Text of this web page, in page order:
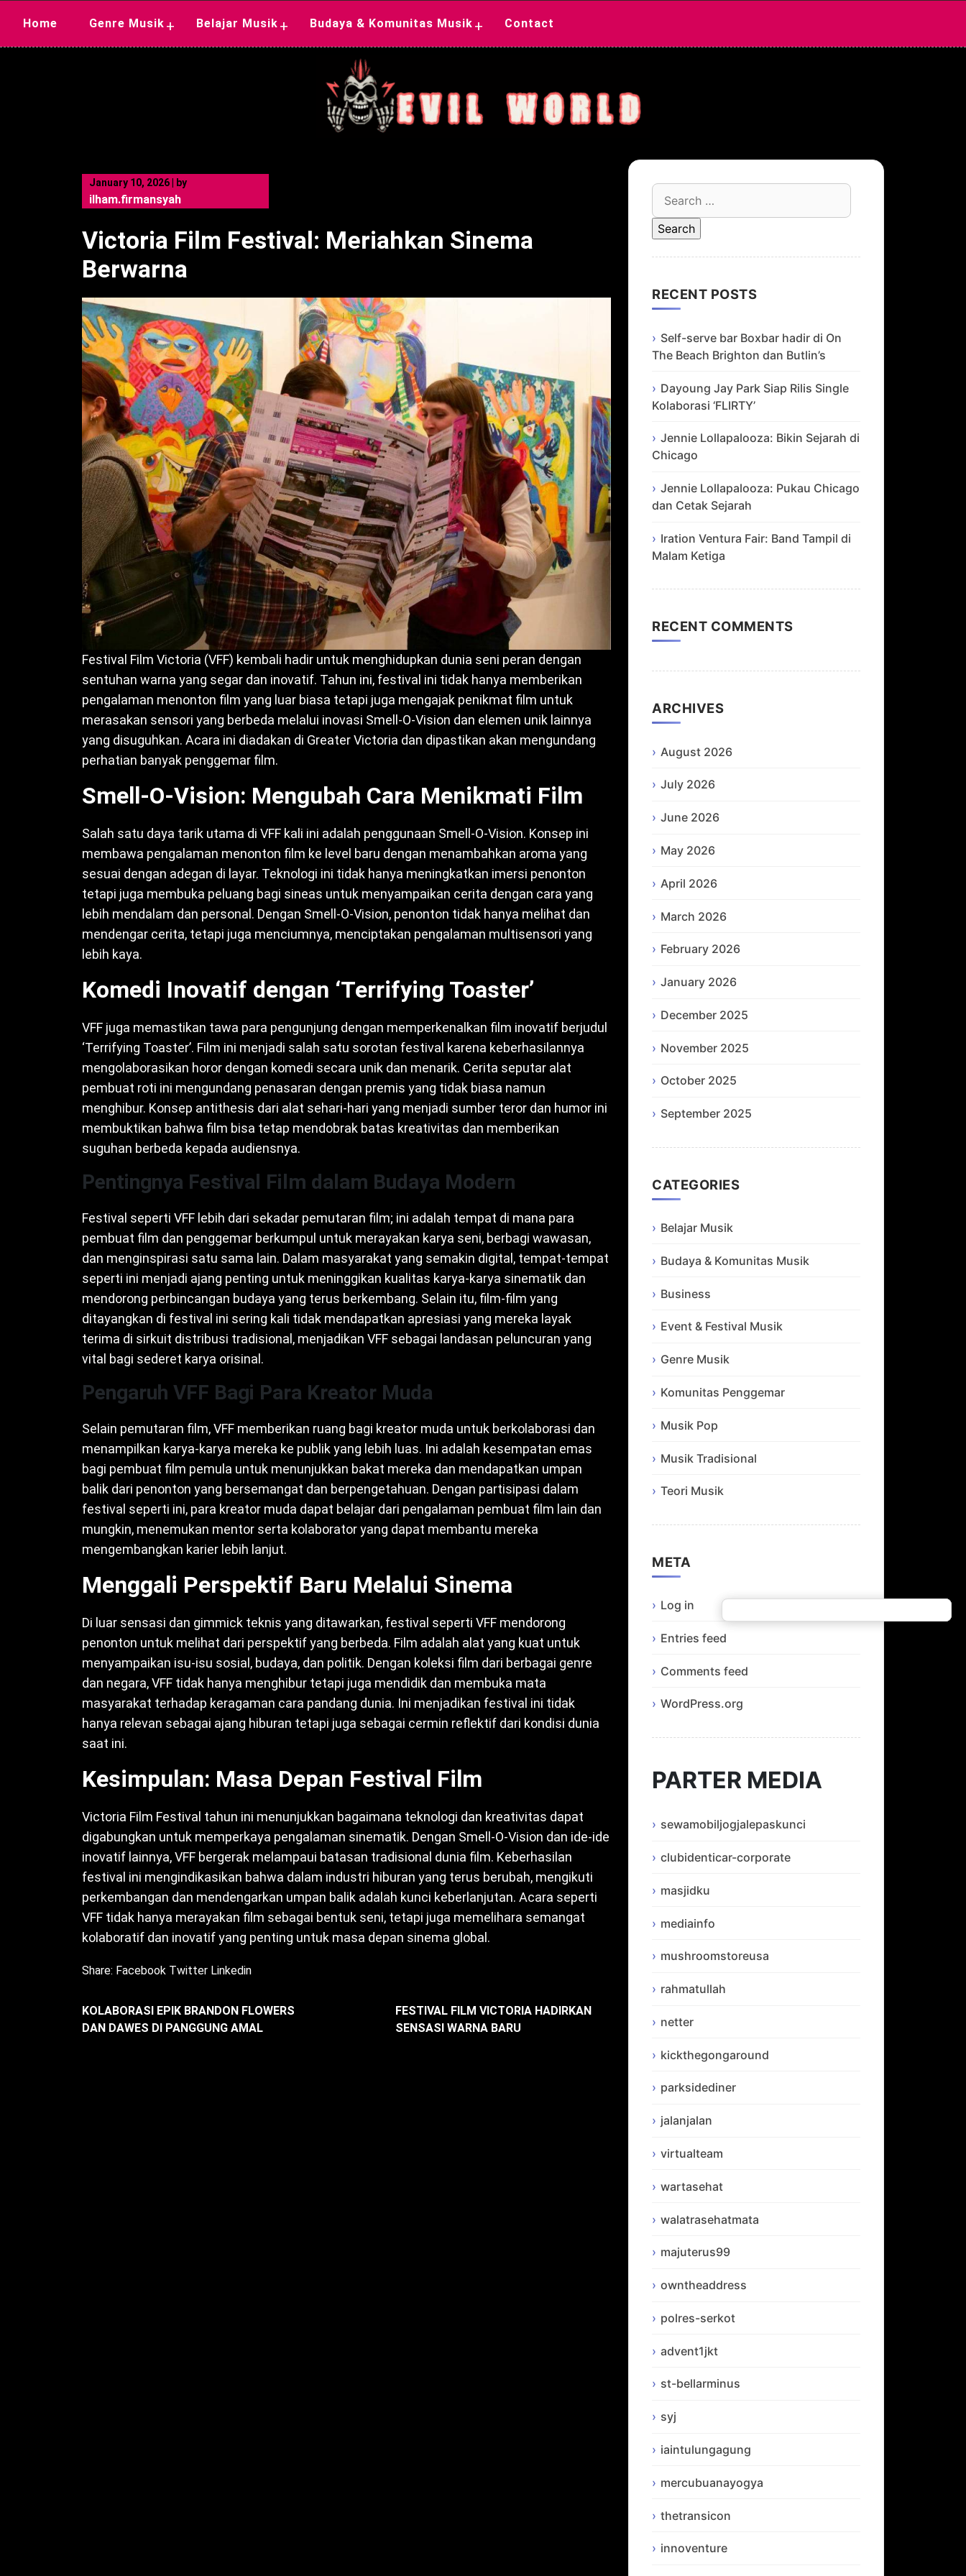
Home Genre Musik + Belajar Musik + Budaya & Komunitas Musik + Contact
January 10, 2026 by
ilham.firmansyah
Victoria Film Festival: Meriahkan Sinema
Berwarna
Festival Film Victoria (VFF) kembali hadir untuk menghidupkan dunia seni peran dengan
sentuhan warna yang segar dan inovatif. Tahun ini, festival ini tidak hanya memberikan
pengalaman menonton film yang luar biasa tetapi juga mengajak penikmat film untuk
merasakan sensori yang berbeda melalui inovasi Smell-O-Vision dan elemen unik lainnya
yang disuguhkan. Acara ini diadakan di Greater Victoria dan dipastikan akan mengundang
perhatian banyak penggemar film.
Smell-O-Vision: Mengubah Cara Menikmati Film
Salah satu daya tarik utama di VFF kali ini adalah penggunaan Smell-O-Vision. Konsep ini
membawa pengalaman menonton film ke level baru dengan menambahkan aroma yang
sesuai dengan adegan di layar. Teknologi ini tidak hanya meningkatkan imersi penonton
tetapi juga membuka peluang bagi sineas untuk menyampaikan cerita dengan cara yang
lebih mendalam dan personal. Dengan Smell-O-Vision, penonton tidak hanya melihat dan
mendengar cerita, tetapi juga menciumnya, menciptakan pengalaman multisensori yang
lebih kaya.
Komedi Inovatif dengan ‘Terrifying Toaster’
VFF juga memastikan tawa para pengunjung dengan memperkenalkan film inovatif berjudul
‘Terrifying Toaster’. Film ini menjadi salah satu sorotan festival karena keberhasilannya
mengolaborasikan horor dengan komedi secara unik dan menarik. Cerita seputar alat
pembuat roti ini mengundang penasaran dengan premis yang tidak biasa namun
menghibur. Konsep antithesis dari alat sehari-hari yang menjadi sumber teror dan humor ini
membuktikan bahwa film bisa tetap mendobrak batas kreativitas dan memberikan
suguhan berbeda kepada audiensnya.
Pentingnya Festival Film dalam Budaya Modern
Festival seperti VFF lebih dari sekadar pemutaran film; ini adalah tempat di mana para
pembuat film dan penggemar berkumpul untuk merayakan karya seni, berbagi wawasan,
dan menginspirasi satu sama lain. Dalam masyarakat yang semakin digital, tempat-tempat
seperti ini menjadi ajang penting untuk meninggikan kualitas karya-karya sinematik dan
mendorong perbincangan budaya yang terus berkembang. Selain itu, film-film yang
ditayangkan di festival ini sering kali tidak mendapatkan apresiasi yang mereka layak
terima di sirkuit distribusi tradisional, menjadikan VFF sebagai landasan peluncuran yang
vital bagi sederet karya orisinal.
Pengaruh VFF Bagi Para Kreator Muda
Selain pemutaran film, VFF memberikan ruang bagi kreator muda untuk berkolaborasi dan
menampilkan karya-karya mereka ke publik yang lebih luas. Ini adalah kesempatan emas
bagi pembuat film pemula untuk menunjukkan bakat mereka dan mendapatkan umpan
balik dari penonton yang bersemangat dan berpengetahuan. Dengan partisipasi dalam
festival seperti ini, para kreator muda dapat belajar dari pengalaman pembuat film lain dan
mungkin, menemukan mentor serta kolaborator yang dapat membantu mereka
mengembangkan karier lebih lanjut.
Menggali Perspektif Baru Melalui Sinema
Di luar sensasi dan gimmick teknis yang ditawarkan, festival seperti VFF mendorong
penonton untuk melihat dari perspektif yang berbeda. Film adalah alat yang kuat untuk
menyampaikan isu-isu sosial, budaya, dan politik. Dengan koleksi film dari berbagai genre
dan negara, VFF tidak hanya menghibur tetapi juga mendidik dan membuka mata
masyarakat terhadap keragaman cara pandang dunia. Ini menjadikan festival ini tidak
hanya relevan sebagai ajang hiburan tetapi juga sebagai cermin reflektif dari kondisi dunia
saat ini.
Kesimpulan: Masa Depan Festival Film
Victoria Film Festival tahun ini menunjukkan bagaimana teknologi dan kreativitas dapat
digabungkan untuk memperkaya pengalaman sinematik. Dengan Smell-O-Vision dan ide-ide
inovatif lainnya, VFF bergerak melampaui batasan tradisional dunia film. Keberhasilan
festival ini mengindikasikan bahwa dalam industri hiburan yang terus berubah, mengikuti
perkembangan dan mendengarkan umpan balik adalah kunci keberlanjutan. Acara seperti
VFF tidak hanya merayakan film sebagai bentuk seni, tetapi juga memelihara semangat
kolaboratif dan inovatif yang penting untuk masa depan sinema global.
Share: Facebook Twitter Linkedin
KOLABORASI EPIK BRANDON FLOWERS
DAN DAWES DI PANGGUNG AMAL
FESTIVAL FILM VICTORIA HADIRKAN
SENSASI WARNA BARU
Search
for:
RECENT POSTS
Self-serve bar Boxbar hadir di On
The Beach Brighton dan Butlin’s
Dayoung Jay Park Siap Rilis Single
Kolaborasi ‘FLIRTY’
Jennie Lollapalooza: Bikin Sejarah di
Chicago
Jennie Lollapalooza: Pukau Chicago
dan Cetak Sejarah
Iration Ventura Fair: Band Tampil di
Malam Ketiga
RECENT COMMENTS
ARCHIVES
August 2026
July 2026
June 2026
May 2026
April 2026
March 2026
February 2026
January 2026
December 2025
November 2025
October 2025
September 2025
CATEGORIES
Belajar Musik
Budaya & Komunitas Musik
Business
Event & Festival Musik
Genre Musik
Komunitas Penggemar
Musik Pop
Musik Tradisional
Teori Musik
META
Log in
Entries feed
Comments feed
WordPress.org
PARTER MEDIA
sewamobiljogjalepaskunci
clubidenticar-corporate
masjidku
mediainfo
mushroomstoreusa
rahmatullah
netter
kickthegongaround
parksidediner
jalanjalan
virtualteam
wartasehat
walatrasehatmata
majuterus99
owntheaddress
polres-serkot
advent1jkt
st-bellarminus
syj
iaintulungagung
mercubuanayogya
thetransicon
innoventure